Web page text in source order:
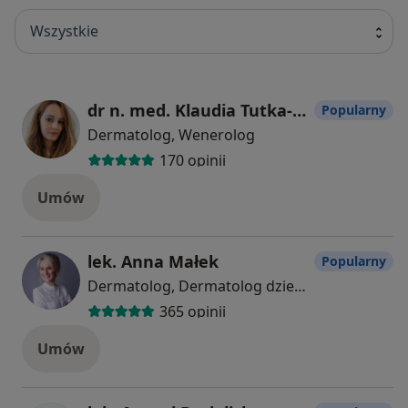
Wszystkie
dr n. med. Klaudia Tutka-Prystupa
Dermatolog, Wenerolog
170 opinii
Popularny
Umów
lek. Anna Małek
Dermatolog, Dermatolog dziecięcy
365 opinii
Popularny
Umów